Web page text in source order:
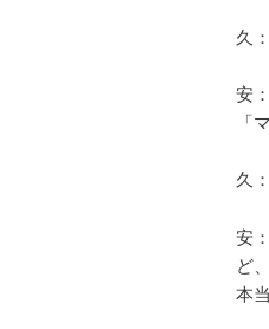
久
安
「
久
安
ど
本